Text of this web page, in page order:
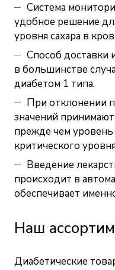
Система
удобное решение
уровня сахара в
Способ
в большинстве
диабетом 1 типа.
При отклонении
значений
прежде чем уровень
критического
Введение
происходит в
обеспечивает
Наш
Диабетические